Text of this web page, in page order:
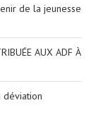
de la jeunesse
AUX ADF À
déviation